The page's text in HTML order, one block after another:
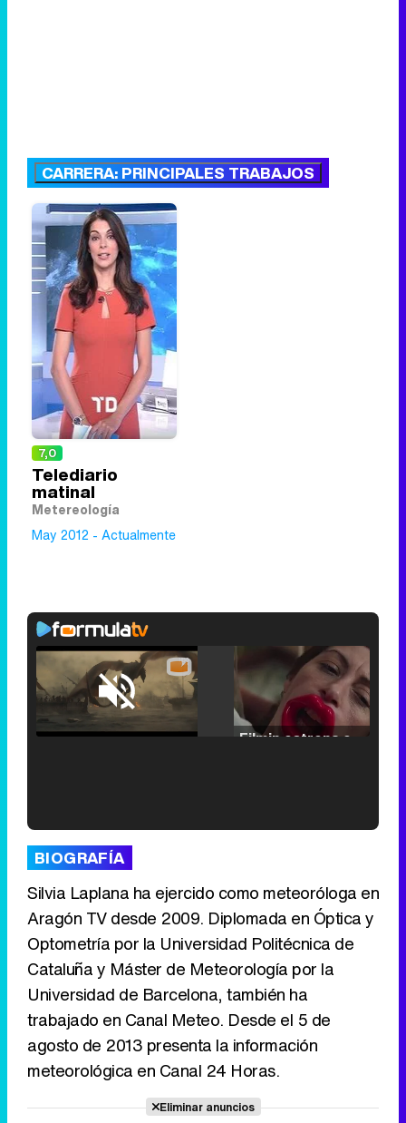
CARRERA: PRINCIPALES TRABAJOS
7,0
Telediario
matinal
Metereología
May 2012 - Actualmente
/
Loaded:
33.30%
Tráiler de '33 días', la nueva serie de Atresplayer con Julián Villagrán y José Manuel Poga
BIOGRAFÍA
Silvia Laplana ha ejercido como meteoróloga en
Aragón TV desde 2009. Diplomada en Óptica y
Optometría por la Universidad Politécnica de
Cataluña y Máster de Meteorología por la
Universidad de Barcelona, también ha
trabajado en Canal Meteo. Desde el 5 de
agosto de 2013 presenta la información
meteorológica en Canal 24 Horas.
Eliminar anuncios